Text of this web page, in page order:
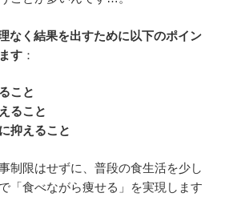
なく結果を出すために以下のポイン
す ：
こと
ること
抑えること
制限はせずに、普段の食生活を少し
「食べながら痩せる」を実現します